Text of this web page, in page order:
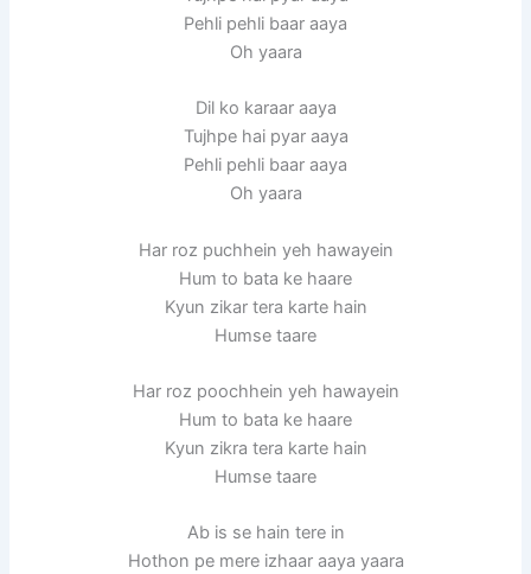
Pehli pehli baar aaya
Oh yaara
Dil ko karaar aaya
Tujhpe hai pyar aaya
Pehli pehli baar aaya
Oh yaara
Har roz puchhein yeh hawayein
Hum to bata ke haare
Kyun zikar tera karte hain
Humse taare
Har roz poochhein yeh hawayein
Hum to bata ke haare
Kyun zikra tera karte hain
Humse taare
Ab is se hain tere in
Hothon pe mere izhaar aaya yaara